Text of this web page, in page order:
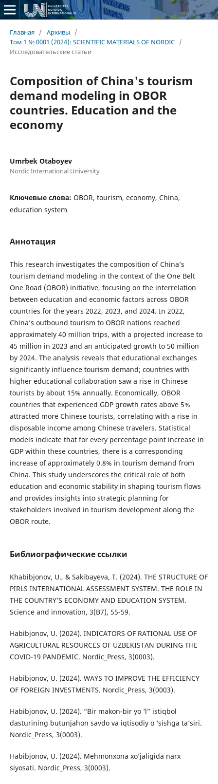
Главная / Архивы
/
Том 1 № 0001 (2024): SCIENTIFIC MATERIALS OF NORDIC /
Исследовательские статьи
Composition of China's tourism
demand modeling in OBOR
countries. Education and the
economy
Umrbek Otaboyev
Nordic International University
Ключевые слова: OBOR, tourism, economy, China,
education system
Аннотация
This research investigates the composition of China’s
tourism demand modeling in the context of the One Belt
One Road (OBOR) initiative, focusing on the interrelation
between education and economic factors across OBOR
countries for the years 2022, 2023, and 2024. In 2022,
China’s outbound tourism to OBOR nations reached
approximately 40 million trips, with a projected increase to
45 million in 2023 and an anticipated growth to 50 million
by 2024. The analysis reveals that educational exchanges
significantly influence tourism demand; countries with
higher educational collaboration saw a rise in Chinese
tourists by about 15% annually. Economically, OBOR
countries that experienced GDP growth rates above 5%
attracted more Chinese tourists, correlating with a rise in
disposable income among Chinese travelers. Statistical
models indicate that for every percentage point increase in
GDP within these countries, there is a corresponding
increase of approximately 0.8% in tourism demand from
China. This study underscores the critical role of both
education and economic stability in shaping tourism flows
and provides insights into strategic planning for
stakeholders involved in tourism development along the
OBOR route.
Библиографические ссылки
Khabibjonov, U., & Sakibayeva, T. (2024). THE STRUCTURE OF
PIRLS INTERNATIONAL ASSESSMENT SYSTEM. THE ROLE IN
THE COUNTRY’S ECONOMY AND EDUCATION SYSTEM.
Science and innovation, 3(B7), 55-59.
Habibjonov, U. (2024). INDICATORS OF RATIONAL USE OF
AGRICULTURAL RESOURCES OF UZBEKISTAN DURING THE
COVID-19 PANDEMIC. Nordic_Press, 3(0003).
Habibjonov, U. (2024). WAYS TO IMPROVE THE EFFICIENCY
OF FOREIGN INVESTMENTS. Nordic_Press, 3(0003).
Habibjonov, U. (2024). “Bir makon-bir yo ‘l” istiqbol
dasturining butunjahon savdo va iqtisodiy o ‘sishga ta’siri.
Nordic_Press, 3(0003).
Habibjonov, U. (2024). Mehmonxona xo’jaligida narx
siyosati. Nordic_Press, 3(0003).